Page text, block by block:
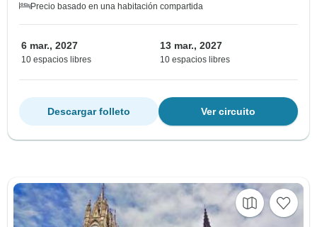
Precio basado en una habitación compartida
6 mar., 2027
10 espacios libres
13 mar., 2027
10 espacios libres
Ver circuito
Descargar folleto